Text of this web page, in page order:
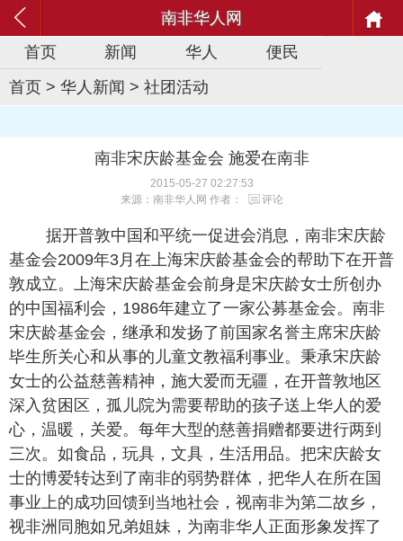
南非华人网
首页
新闻 华人
便民
首页 > 华人新闻 > 社团活动
南非宋庆龄基金会 施爱在南非
2015-05-27 02:27:53
来源：南非华人网 作者：
评论
据开普敦中国和平统一促进会消息，南非宋庆龄
基金会2009年3月在上海宋庆龄基金会的帮助下在开普
敦成立。上海宋庆龄基金会前身是宋庆龄女士所创办
的中国福利会，1986年建立了一家公募基金会。南非
宋庆龄基金会，继承和发扬了前国家名誉主席宋庆龄
毕生所关心和从事的儿童文教福利事业。秉承宋庆龄
女士的公益慈善精神，施大爱而无疆，在开普敦地区
深入贫困区，孤儿院为需要帮助的孩子送上华人的爱
心，温暖，关爱。每年大型的慈善捐赠都要进行两到
三次。如食品，玩具，文具，生活用品。把宋庆龄女
士的博爱转达到了南非的弱势群体，把华人在所在国
事业上的成功回馈到当地社会，视南非为第二故乡，
视非洲同胞如兄弟姐妹，为南非华人正面形象发挥了